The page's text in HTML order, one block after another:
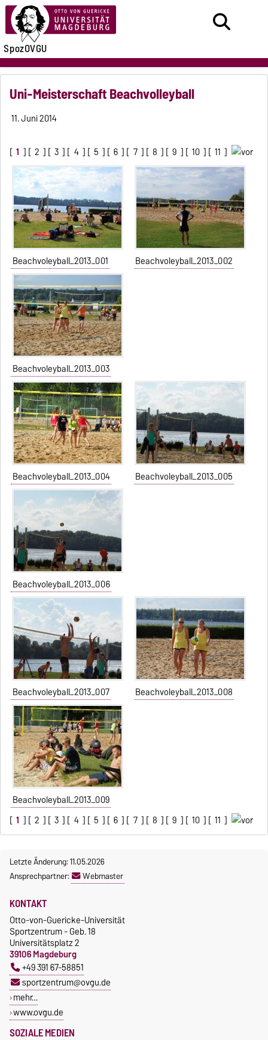
SpozOVGU
Uni-Meisterschaft Beachvolleyball
11. Juni 2014
[ 1 ] [ 2 ] [ 3 ] [ 4 ] [ 5 ] [ 6 ] [ 7 ] [ 8 ] [ 9 ] [ 10 ] [ 11 ]
Beachvoleyball_2013_001 Beachvoleyball_2013_002
Beachvoleyball_2013_003
Beachvoleyball_2013_004 Beachvoleyball_2013_005
Beachvoleyball_2013_006
Beachvoleyball_2013_007 Beachvoleyball_2013_008
Beachvoleyball_2013_009
[ 1 ] [ 2 ] [ 3 ] [ 4 ] [ 5 ] [ 6 ] [ 7 ] [ 8 ] [ 9 ] [ 10 ] [ 11 ]
Letzte Änderung: 11.05.2026
Ansprechpartner:
Webmaster
SOZIALE MEDIEN
KONTAKT
Otto-von-Guericke-Universität
Sportzentrum - Geb. 18
Universitätsplatz 2
39106 Magdeburg
+49 391 67-58851
sportzentrum@ovgu.de
mehr…
www.ovgu.de